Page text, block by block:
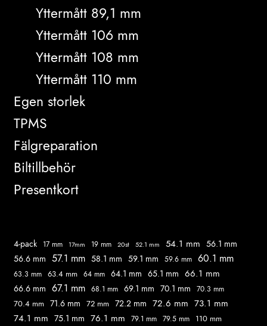
Yttermått 89,1 mm
Yttermått 106 mm
Yttermått 108 mm
Yttermått 110 mm
Egen storlek
TPMS
Fälgreparation
Biltillbehör
Presentkort
4-pack 17 mm 17mm 19 mm 20st 52.1 mm 54.1 mm 56.1 mm
56.6 mm 57.1 mm 58.1 mm 59.1 mm 59.6 mm 60.1 mm
63.3 mm 63.4 mm 64 mm 64.1 mm 65.1 mm 66.1 mm
66.6 mm 67.1 mm 68.1 mm 69.1 mm 70.1 mm 70.3 mm
70.4 mm 71.6 mm 72 mm 72.2 mm 72.6 mm 73.1 mm
74.1 mm 75.1 mm 76.1 mm 79.1 mm 79.5 mm
110 mm